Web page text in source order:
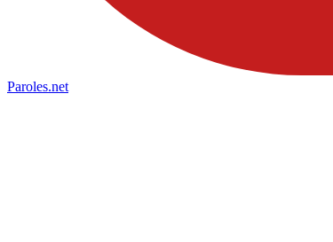
Paroles.net